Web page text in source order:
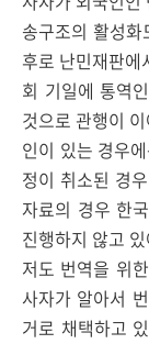
송구조의 활성
후로 난민재판
회 기일에 통역
것으로 관행이
인이 있는 경우
정이 취소된 경
자료의 경우 한
진행하지 않고
저도 번역을 위
사자가 알아서
거로 채택하고